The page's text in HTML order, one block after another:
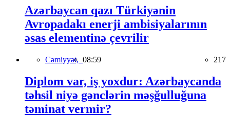
Azərbaycan qazı Türkiyənin
Avropadakı enerji ambisiyalarının
əsas elementinə çevrilir
Cəmiyyət, 08:59 217
Diplom var, iş yoxdur: Azərbaycanda
təhsil niyə gənclərin məşğulluğuna
təminat vermir?